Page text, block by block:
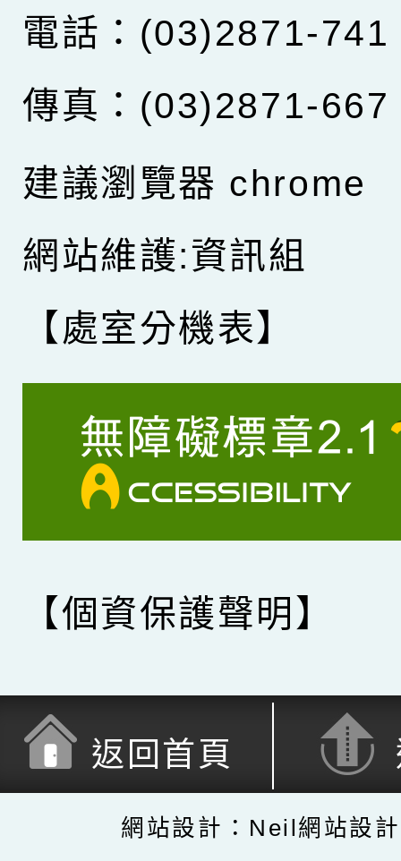
電話：(03)2871-741
傳真：(03)2871-667
建議瀏覽器 chrome
網站維護:資訊組
【處室分機表】
【個資保護聲明】
返回首頁
網站設計：Neil網站設